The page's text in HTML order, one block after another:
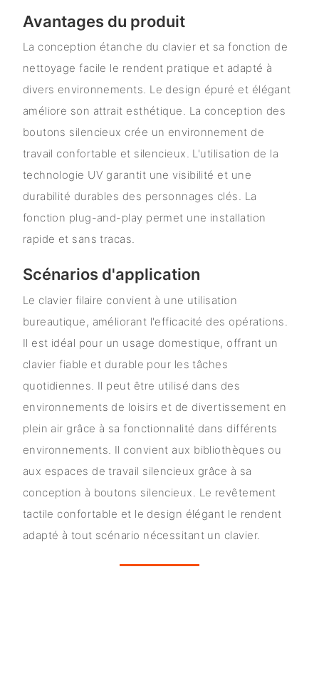
Avantages du produit
La conception étanche du clavier et sa fonction de
nettoyage facile le rendent pratique et adapté à
divers environnements. Le design épuré et élégant
améliore son attrait esthétique. La conception des
boutons silencieux crée un environnement de
travail confortable et silencieux. L'utilisation de la
technologie UV garantit une visibilité et une
durabilité durables des personnages clés. La
fonction plug-and-play permet une installation
rapide et sans tracas.
Scénarios d'application
Le clavier filaire convient à une utilisation
bureautique, améliorant l'efficacité des opérations.
Il est idéal pour un usage domestique, offrant un
clavier fiable et durable pour les tâches
quotidiennes. Il peut être utilisé dans des
environnements de loisirs et de divertissement en
plein air grâce à sa fonctionnalité dans différents
environnements. Il convient aux bibliothèques ou
aux espaces de travail silencieux grâce à sa
conception à boutons silencieux. Le revêtement
tactile confortable et le design élégant le rendent
adapté à tout scénario nécessitant un clavier.